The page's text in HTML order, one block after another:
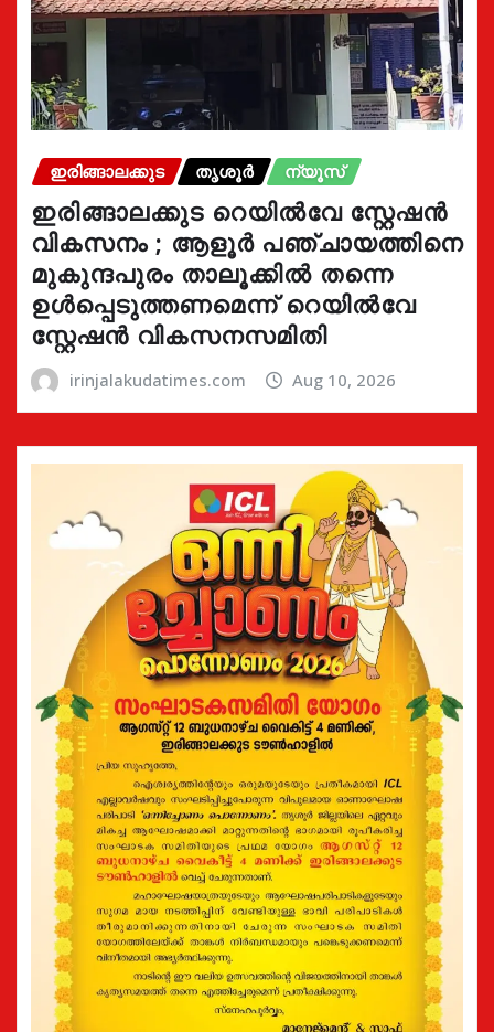
ഇരിങ്ങാലക്കുട തൃശൂർ ന്യൂസ്
ഇരിങ്ങാലക്കുട റെയിൽവേ സ്റ്റേഷൻ
വികസനം ; ആളൂർ പഞ്ചായത്തിനെ
മുകുന്ദപുരം താലൂക്കിൽ തന്നെ
ഉൾപ്പെടുത്തണമെന്ന് റെയിൽവേ
സ്റ്റേഷൻ വികസനസമിതി
irinjalakudatimes.com Aug 10, 2026